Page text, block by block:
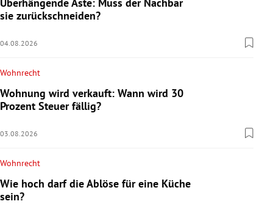
sie zurückschneiden?
04.08.2026
Wohnrecht
Wohnung wird verkauft: Wann wird 30
Prozent Steuer fällig?
03.08.2026
Wohnrecht
Wie hoch darf die Ablöse für eine Küche
sein?